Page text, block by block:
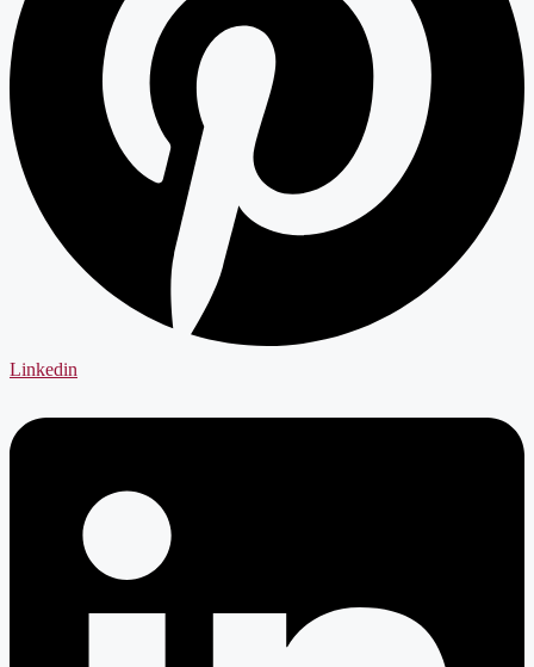
Linkedin